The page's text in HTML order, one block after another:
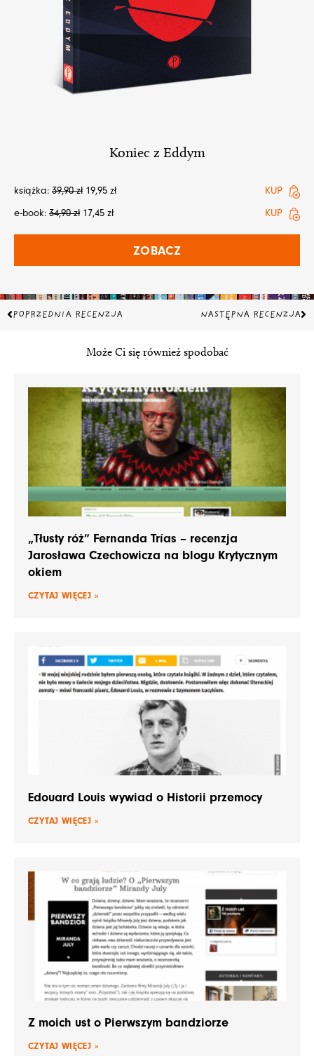
Koniec z Eddym
książka: 39,90zł 19,95 zł
KUP
e-book: 34,90zł 17,45 zł KUP
ZOBACZ
Prev
POPRZEDNIA RECENZJA NASTĘPNA RECENZJA
Może Ci się również spodobać
„Tłusty róż” Fernanda Trías – recenzja
Jarosława Czechowicza na blogu Krytycznym
okiem
CZYTAJ WIĘCEJ »
Edouard Louis wywiad o Historii przemocy
CZYTAJ WIĘCEJ »
Z moich ust o Pierwszym bandziorze
CZYTAJ WIĘCEJ »